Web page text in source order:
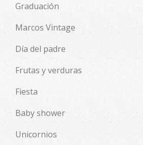
Graduación
Marcos Vintage
Día del padre
Frutas y verduras
Fiesta
Baby shower
Unicornios